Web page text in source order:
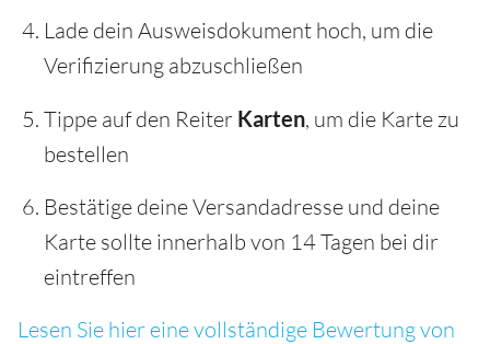
Lade dein Ausweisdokument hoch, um die
Verifizierung abzuschließen
Tippe auf den Reiter Karten, um die Karte zu
bestellen
Bestätige deine Versandadresse und deine
Karte sollte innerhalb von 14 Tagen bei dir
eintreffen
Lesen Sie hier eine vollständige Bewertung von